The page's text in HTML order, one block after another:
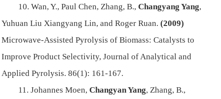
10. Wan, Y., Paul Chen, Zhang, B.,Changyang Yang,
Yuhuan Liu Xiangyang Lin, and Roger Ruan.(2009)
Microwave-Assisted Pyrolysis of Biomass: Catalysts to
Improve Product Selectivity, Journal of Analytical and
Applied Pyrolysis. 86(1): 161-167.
11. Johannes Moen,Changyan Yang, Zhang, B.,